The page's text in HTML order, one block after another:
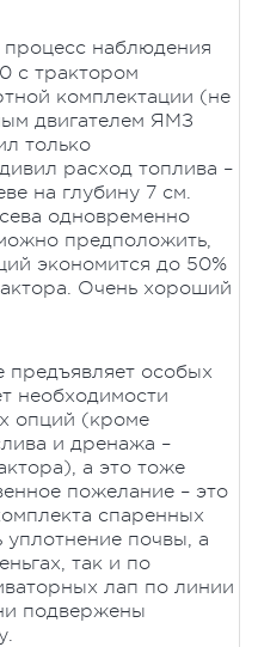
процесс наблюдения
с трактором
комплектации (не
двигателем ЯМЗ
только
расход топлива –
на глубину 7 см.
одновременно
предположить,
экономится до 50%
Очень хороший
предъявляет особых
необходимости
опций (кроме
и дренажа –
а это тоже
пожелание – это
спаренных
уплотнение почвы, а
так и по
лап по линии
подвержены